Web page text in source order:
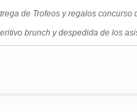
de Trofeos y regalos concurso
brunch y despedida de los